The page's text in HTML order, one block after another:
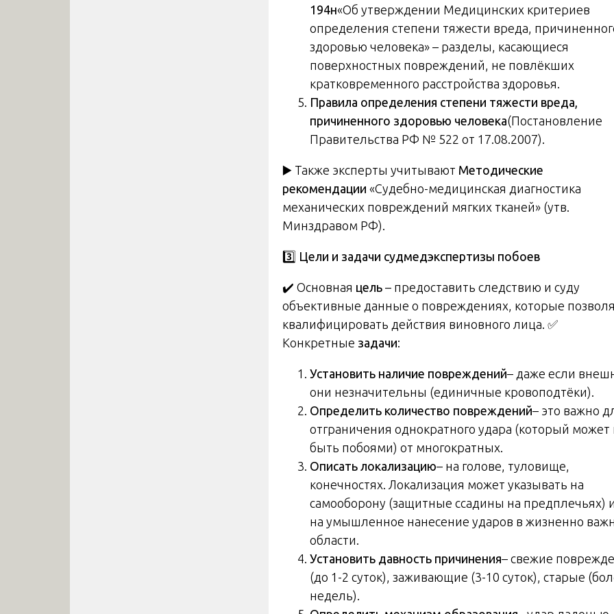
194н«Об утверждении Медицинских критериев
определения степени тяжести вреда,
здоровью человека» – разделы, касающиеся
поверхностных повреждений, не повлёкших
кратковременного расстройства здоровья.
Правила определения степени тяжести вреда,
причиненного здоровью человека(Постановление
Правительства РФ № 522 от 17.08.2007).
▶️ Также эксперты учитывают Методические
рекомендации «Судебно-медицинская диагностика
механических повреждений мягких тканей» (утв.
Минздравом РФ).
3️ Цели и задачи судмедэкспертизы побоев
✔️ Основная цель – предоставить следствию и суду
объективные данные о повреждениях, которые
квалифицировать действия виновного лица. ✅
Конкретные задачи:
Установить наличие повреждений– даже если
они незначительны (единичные кровоподтёки).
Определить количество повреждений– это важно
отграничения однократного удара (который может
быть побоями) от многократных.
Описать локализацию– на голове, туловище,
конечностях. Локализация может указывать на
самооборону (защитные ссадины на предплечьях)
на умышленное нанесение ударов в жизненно
области.
Установить давность причинения– свежие
(до 1-2 суток), заживающие (3-10 суток), старые
недель).